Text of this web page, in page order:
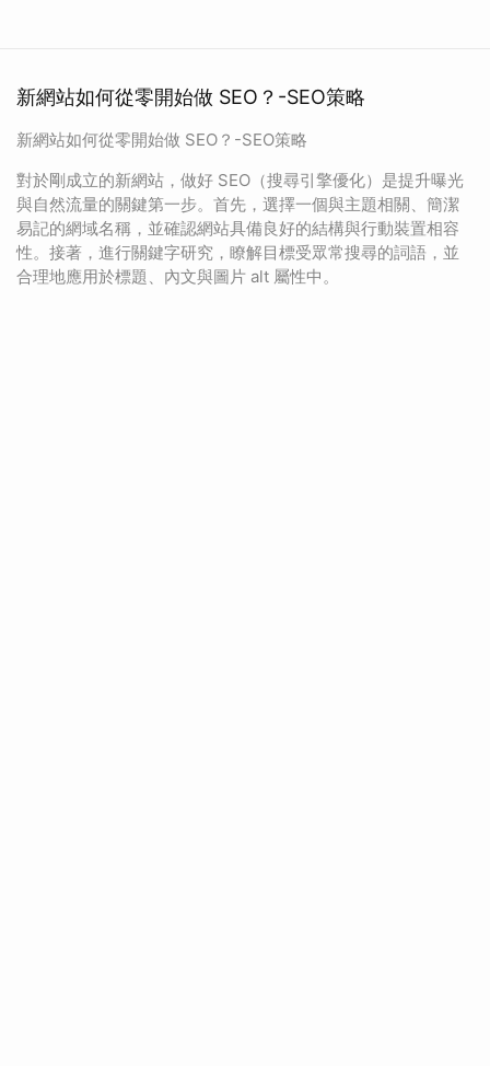
新網站如何從零開始做 SEO？-SEO策略
新網站如何從零開始做 SEO？-SEO策略
對於剛成立的新網站，做好 SEO（搜尋引擎優化）是提升曝光
與自然流量的關鍵第一步。首先，選擇一個與主題相關、簡潔
易記的網域名稱，並確認網站具備良好的結構與行動裝置相容
性。接著，進行關鍵字研究，瞭解目標受眾常搜尋的詞語，並
合理地應用於標題、內文與圖片 alt 屬性中。